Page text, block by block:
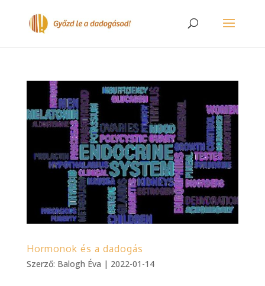
Hormonok és a dadogás
Szerző: Balogh Éva | 2022-01-14